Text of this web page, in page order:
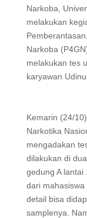
Narkoba,
melakukan
Narkoba
melakukan tes
karyawan
Kemarin (24/
Narkotika
mengadakan
dilakukan di
gedung A
dari mahasiswa
detail bisa
samplenya.